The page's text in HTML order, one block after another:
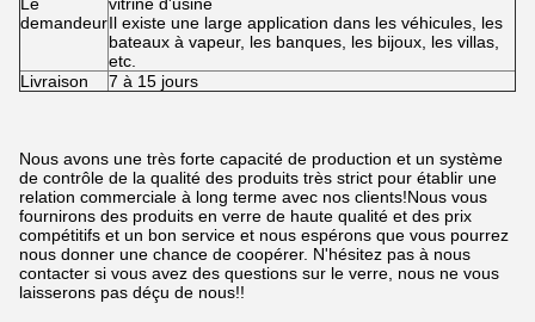
demandeurIl existe une large application dans les véhicules, les
bateaux à vapeur, les banques, les bijoux, les villas,
etc.
Livraison
7 à 15 jours
Nous avons une très forte capacité de production et un système
de contrôle de la qualité des produits très strict pour établir une
relation commerciale à long terme avec nos clients!Nous vous
fournirons des produits en verre de haute qualité et des prix
compétitifs et un bon service et nous espérons que vous pourrez
nous donner une chance de coopérer. N'hésitez pas à nous
contacter si vous avez des questions sur le verre, nous ne vous
laisserons pas déçu de nous!!